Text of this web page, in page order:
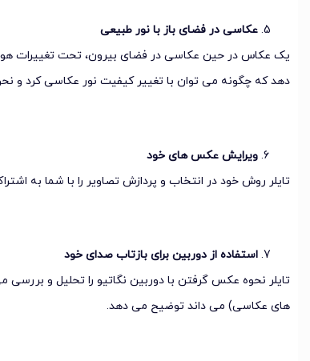
عکاسی در فضای باز با نور طبیعی
یک عکاس در حین عکاسی در فضای بیرون، تحت تغییرات هوا
دهد که چگونه می توان با تغییر کیفیت نور عکاسی کرد و
ویرایش عکس های خود
تایلر روش خود در انتخاب و پردازش تصاویر را با شما به
استفاده از دوربین برای بازتاب صدای خود
تایلر نحوه عکس گرفتن با دوربین نگاتیو را تحلیل و
های عکاسی) می داند توضیح می دهد.